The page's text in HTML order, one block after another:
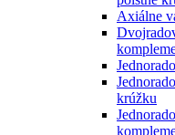
Axiálne
krúžku